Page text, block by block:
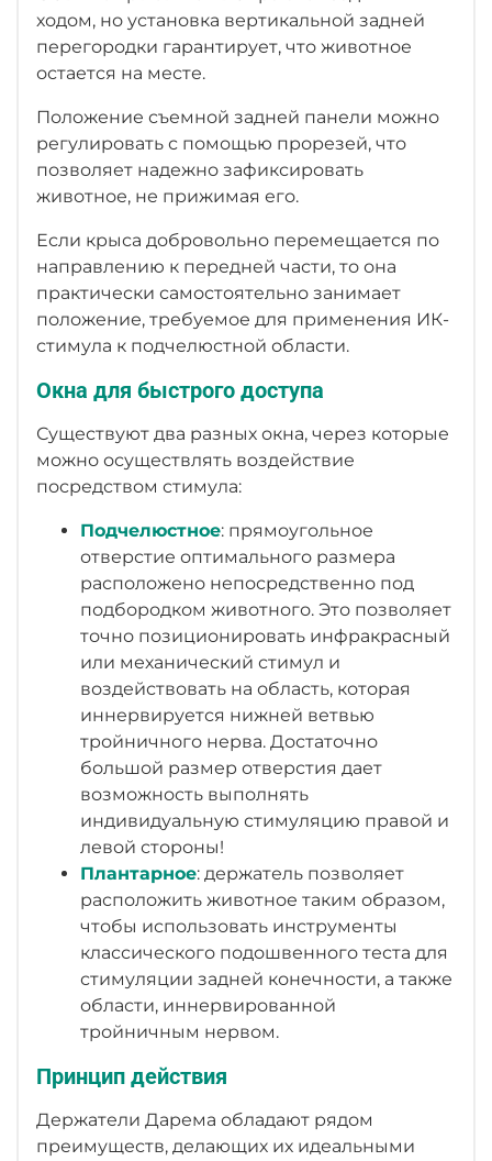
ходом, но установка вертикальной задней
перегородки гарантирует, что животное
остается на месте.
Положение съемной задней панели можно
регулировать с помощью прорезей, что
позволяет надежно зафиксировать
животное, не прижимая его.
Если крыса добровольно перемещается по
направлению к передней части, то она
практически самостоятельно занимает
положение, требуемое для применения ИК-
стимула к подчелюстной области.
Окна для быстрого доступа
Существуют два разных окна, через которые
можно осуществлять воздействие
посредством стимула:
Подчелюстное: прямоугольное
отверстие оптимального размера
расположено непосредственно под
подбородком животного. Это позволяет
точно позиционировать инфракрасный
или механический стимул и
воздействовать на область, которая
иннервируется нижней ветвью
тройничного нерва. Достаточно
большой размер отверстия дает
возможность выполнять
индивидуальную стимуляцию правой и
левой стороны!
Плантарное: держатель позволяет
расположить животное таким образом,
чтобы использовать инструменты
классического подошвенного теста для
стимуляции задней конечности, а также
области, иннервированной
тройничным нервом.
Принцип действия
Держатели Дарема обладают рядом
преимуществ, делающих их идеальными